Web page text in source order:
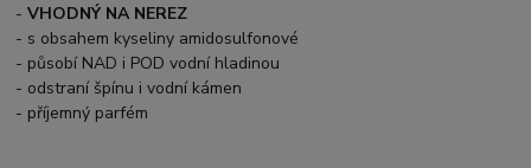
-VHODNÝ NA NEREZ
- s obsahem kyseliny amidosulfonové
- působí NAD i POD vodní hladinou
- odstraní špínu i vodní kámen
- příjemný parfém